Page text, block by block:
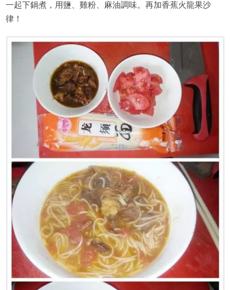
一起下鍋煮，用鹽、雞粉、麻油調味。再加香蕉火龍果沙
律！